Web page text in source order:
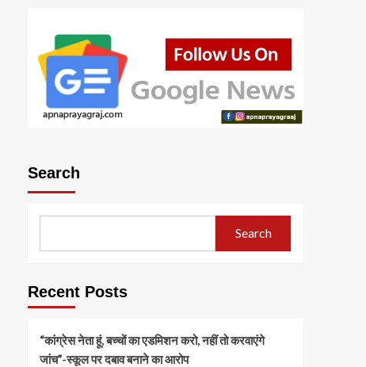
Search
Search
Recent Posts
“कांग्रेस नेता हूं, बच्चों का एडमिशन करो, नहीं तो करवाएंगे
जांच”-स्कूल पर दबाव बनाने का आरोप